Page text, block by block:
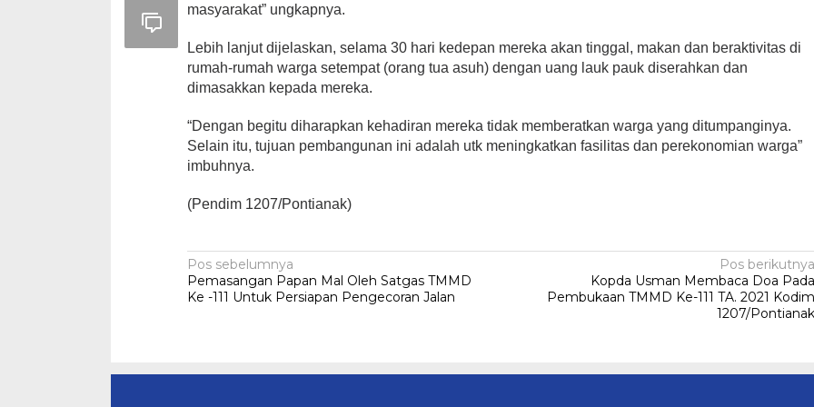
masyarakat” ungkapnya.
Lebih lanjut dijelaskan, selama 30 hari kedepan mereka akan tinggal, makan dan beraktivitas di
rumah-rumah warga setempat (orang tua asuh) dengan uang lauk pauk diserahkan dan
dimasakkan kepada mereka.
“Dengan begitu diharapkan kehadiran mereka tidak memberatkan warga yang ditumpanginya.
Selain itu, tujuan pembangunan ini adalah utk meningkatkan fasilitas dan perekonomian warga”
imbuhnya.
(Pendim 1207/Pontianak)
Navigasi
pos
Pos sebelumnya
Pemasangan Papan Mal Oleh Satgas TMMD
Ke -111 Untuk Persiapan Pengecoran Jalan
Pos berikutnya
Kopda Usman Membaca Doa Pada
Pembukaan TMMD Ke-111 TA. 2021 Kodim
1207/Pontianak